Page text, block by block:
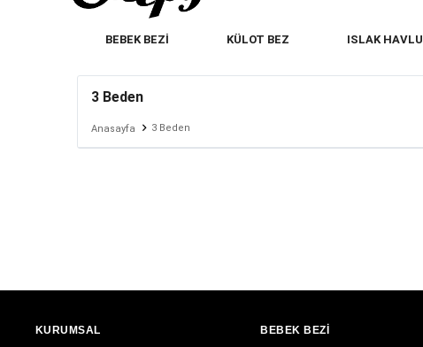
BEBEK BEZİ KÜLOT BEZ ISLAK HAVLU
3 Beden
Anasayfa 3 Beden
KURUMSAL
BEBEK BEZİ